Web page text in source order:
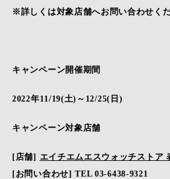
※詳しくは対象店舗へお問い合わせくだ
キャンペーン開催期間
2022年11/19(土)～12/25(日)
キャンペーン対象店舗
[店舗] エイチエムエスウォッチストア
[お問い合わせ] TEL 03-6438-9321